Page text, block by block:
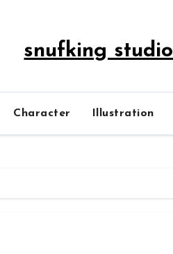
snufking studio
Character Illustration